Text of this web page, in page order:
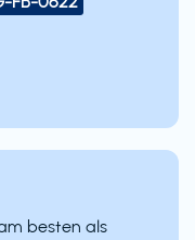
besten als